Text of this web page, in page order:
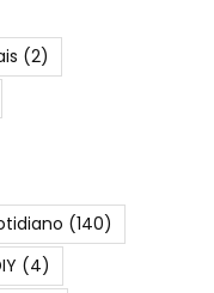
(2)
(140)
(4)